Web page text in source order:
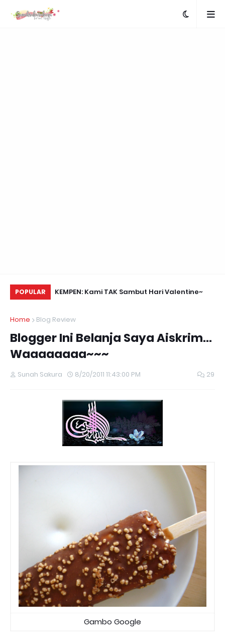
POPULAR
Retreats, KEMPEN: Kami TAK Sambut Hari Valentine~
Home Blog Review
Blogger Ini Belanja Saya Aiskrim...
Waaaaaaaa~~~
Sunah Sakura 8/20/2011 11:43:00 PM 29
Gambo Google